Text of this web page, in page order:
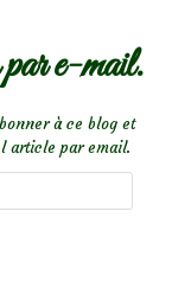
e-mail.
à ce blog et
article par email.